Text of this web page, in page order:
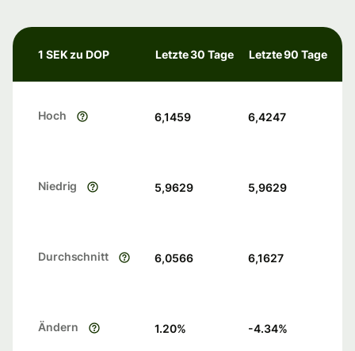
1 SEK zu DOP Letzte 30 Tage Letzte 90 Tage
Hoch 6,1459 6,4247
Niedrig 5,9629 5,9629
Durchschnitt 6,0566 6,1627
Ändern 1.20% -4.34%